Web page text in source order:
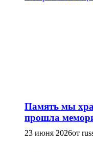
Память мы
прошла
23 июня 2026от